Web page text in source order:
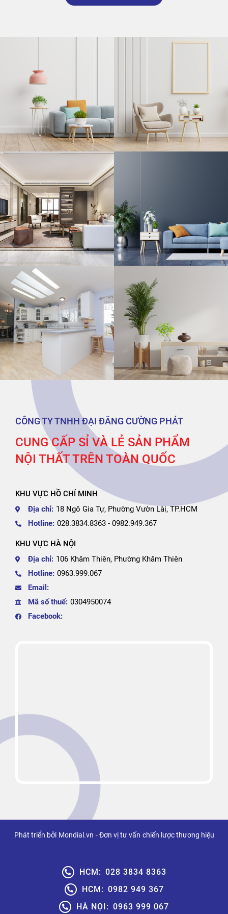
CÔNG TY TNHH ĐẠI ĐĂNG CƯỜNG PHÁT
CUNG CẤP SỈ VÀ LẺ SẢN PHẨM
NỘI THẤT TRÊN TOÀN QUỐC
KHU VỰC HỒ CHÍ MINH
Địa chỉ: 18 Ngô Gia Tự, Phường Vườn Lài, TP.HCM
Hotline: 028.3834.8363 - 0982.949.367
KHU VỰC HÀ NỘI
Địa chỉ: 106 Khâm Thiên, Phường Khâm Thiên
Hotline: 0963.999.067
Email:
Mã số thuế: 0304950074
Facebook:
HCM: 028 3834 8363
HCM: 0982 949 367
HÀ NỘI: 0963 999 067
Phát triển bởi Mondial.vn - Đơn vị tư vấn chiến lược thương hiệu